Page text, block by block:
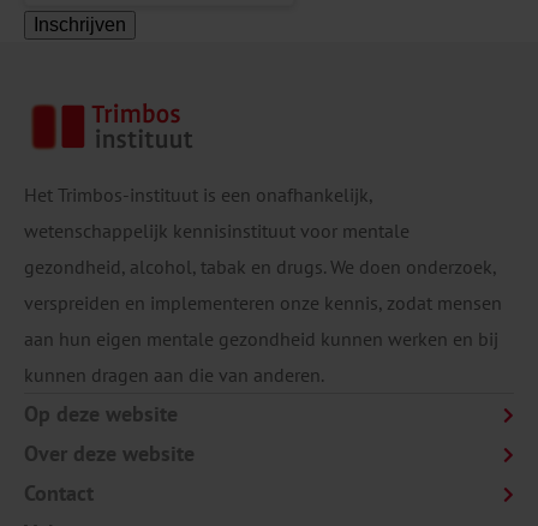
Inschrijven
Het Trimbos-instituut is een onafhankelijk,
wetenschappelijk kennisinstituut voor mentale
gezondheid, alcohol, tabak en drugs. We doen onderzoek,
verspreiden en implementeren onze kennis, zodat mensen
aan hun eigen mentale gezondheid kunnen werken en bij
kunnen dragen aan die van anderen.
Op deze website
Over deze website
Contact